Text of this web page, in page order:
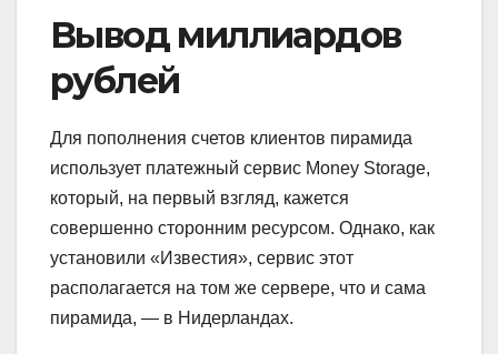
Вывод миллиардов
рублей
Для пополнения счетов клиентов пирамида
использует платежный сервис Money Storage,
который, на первый взгляд, кажется
совершенно сторонним ресурсом. Однако, как
установили «Известия», сервис этот
располагается на том же сервере, что и сама
пирамида, — в Нидерландах.